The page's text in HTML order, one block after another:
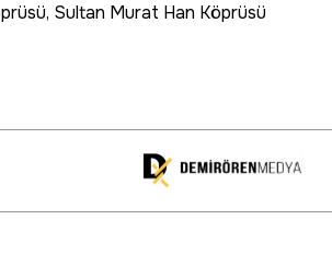
Sultan Murat Han Köprüsü